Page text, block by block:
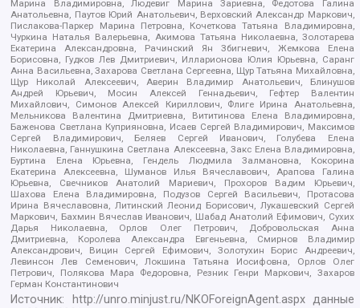
Марина Владимировна, Людевиг Марина Зариевна, Федотова Галина
Анатольевна, Паутов Юрий Анатольевич, Верховский Александр Маркович,
Пислакова-Паркер Марина Петровна, Кочеткова Татьяна Владимировна,
Чуркина Наталья Валерьевна, Акимова Татьяна Николаевна, Золотарева
Екатерина Александровна, Рачинский Ян Збигневич, Жемкова Елена
Борисовна, Гудков Лев Дмитриевич, Илларионова Юлия Юрьевна, Саранг
Анна Васильевна, Захарова Светлана Сергеевна, Щур Татьяна Михайловна,
Щур Николай Алексеевич, Аверин Владимир Анатольевич, Блинушов
Андрей Юрьевич, Мосин Алексей Геннадьевич, Гефтер Валентин
Михайлович, Симонов Алексей Кириллович, Флиге Ирина Анатольевна,
Мельникова Валентина Дмитриевна, Вититинова Елена Владимировна,
Баженова Светлана Куприяновна, Исаев Сергей Владимирович, Максимов
Сергей Владимирович, Беляев Сергей Иванович, Голубева Елена
Николаевна, Ганнушкина Светлана Алексеевна, Закс Елена Владимировна,
Буртина Елена Юрьевна, Гендель Людмила Залмановна, Кокорина
Екатерина Алексеевна, Шуманов Илья Вячеславович, Арапова Галина
Юрьевна, Свечников Анатолий Мариевич, Прохоров Вадим Юрьевич,
Шахова Елена Владимировна, Подузов Сергей Васильевич, Протасова
Ирина Вячеславовна, Литинский Леонид Борисович, Лукашевский Сергей
Маркович, Бахмин Вячеслав Иванович, Шабад Анатолий Ефимович, Сухих
Дарья Николаевна, Орлов Олег Петрович, Добровольская Анна
Дмитриевна, Королева Александра Евгеньевна, Смирнов Владимир
Александрович, Вицин Сергей Ефимович, Золотухин Борис Андреевич,
Левинсон Лев Семенович, Локшина Татьяна Иосифовна, Орлов Олег
Петрович, Полякова Мара Федоровна, Резник Генри Маркович, Захаров
Герман Константинович
Источник: http://unro.minjust.ru/NKOForeignAgent.aspxданные